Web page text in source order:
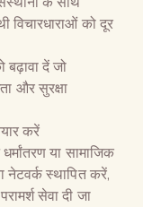
विचारधाराओं को दूर
बढ़ावा दें जो
और सुरक्षा
करें
या सामाजिक
नेटवर्क स्थापित करें,
सेवा दी जा